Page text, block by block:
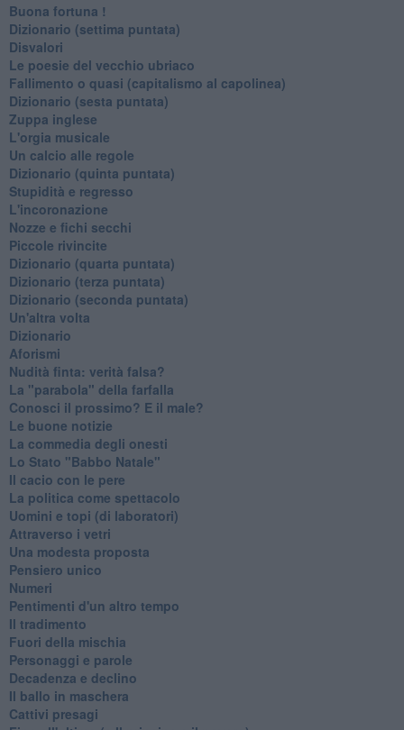
Buona fortuna !
​Dizionario (settima puntata)
Disvalori
Le poesie del vecchio ubriaco
Fallimento o quasi (capitalismo al capolinea)
Dizionario (sesta puntata)
Zuppa inglese
L'orgia musicale
Un calcio alle regole
Dizionario (quinta puntata)
Stupidità e regresso
L'incoronazione
Nozze e fichi secchi
Piccole rivincite
​Dizionario (quarta puntata)
​Dizionario (terza puntata)
​Dizionario (seconda puntata)
Un'altra volta
Dizionario
Aforismi
Nudità finta: verità falsa?
La "parabola" della farfalla
Conosci il prossimo? E il male?
Le buone notizie
La commedia degli onesti
Lo Stato "Babbo Natale"
Il cacio con le pere
La politica come spettacolo
Uomini e topi (di laboratori)
Attraverso i vetri
Una modesta proposta
Pensiero unico
Numeri
Pentimenti d'un altro tempo
Il tradimento
Fuori della mischia
Personaggi e parole
Decadenza e declino
Il ballo in maschera
Cattivi presagi